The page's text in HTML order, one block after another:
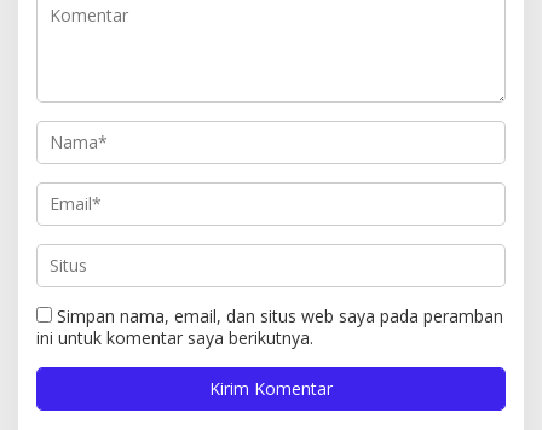
Simpan nama, email, dan situs web saya pada peramban
ini untuk komentar saya berikutnya.